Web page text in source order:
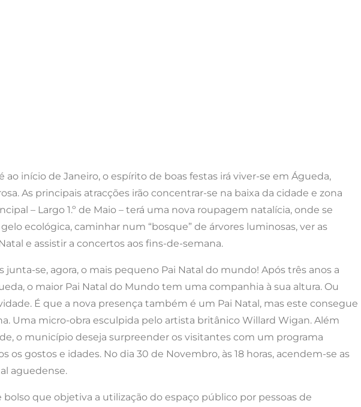
ao início de Janeiro, o espírito de boas festas irá viver-se em Águeda,
As principais atracções irão concentrar-se na baixa da cidade e zona
– Largo 1.º de Maio – terá uma nova roupagem natalícia, onde se
ecológica, caminhar num “bosque” de árvores luminosas, ver as
e assistir a concertos aos fins-de-semana.
junta-se, agora, o mais pequeno Pai Natal do mundo! Após três anos a
o maior Pai Natal do Mundo tem uma companhia à sua altura. Ou
É que a nova presença também é um Pai Natal, mas este consegue
Uma micro-obra esculpida pelo artista britânico Willard Wigan. Além
o município deseja surpreender os visitantes com um programa
os gostos e idades. No dia 30 de Novembro, às 18 horas, acendem-se as
aguedense.
que objetiva a utilização do espaço público por pessoas de